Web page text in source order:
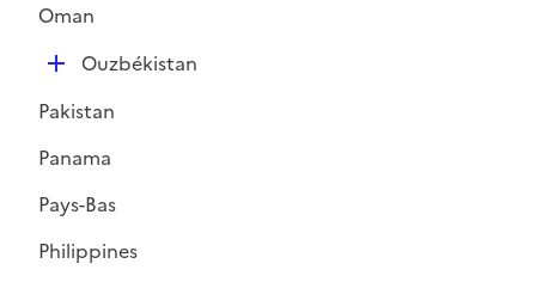
Oman
D
p
e
Ouzbékistan
Pakistan
Panama
Pays-Bas
Philippines